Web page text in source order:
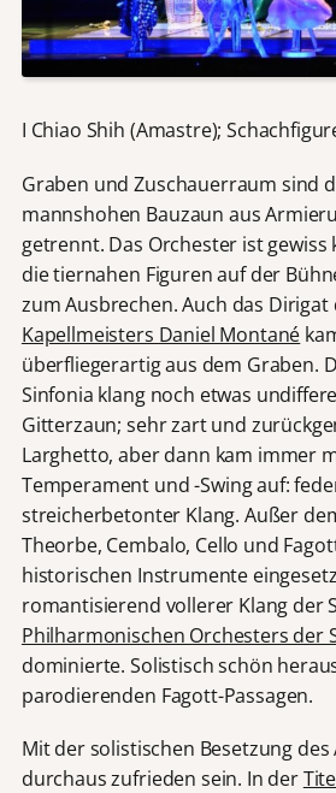
I Chiao Shih (Amastre);
Graben und Zuschauerraum sind
mannshohen Bauzaun aus
getrennt. Das Orchester ist gewiss
die tiernahen Figuren auf der
zum Ausbrechen. Auch das Dirigat
Kapellmeisters Daniel Montané
überfliegerartig aus dem Graben.
Sinfonia klang noch etwas
Gitterzaun; sehr zart und
Larghetto, aber dann kam immer
Temperament und -Swing auf:
streicherbetonter Klang. Außer
Theorbe, Cembalo, Cello und
historischen Instrumente
romantisierend vollerer Klang der
Philharmonischen Orchesters der
dominierte. Solistisch schön
parodierenden Fagott-Passagen.
Mit der solistischen Besetzung
durchaus zufrieden sein. In der